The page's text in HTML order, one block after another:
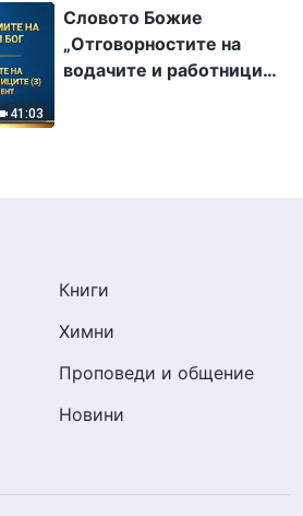
41:03
Словото Божие
„Отговорностите на
водачите и работниците
Книги
Химни
Проповеди и общение
Новини